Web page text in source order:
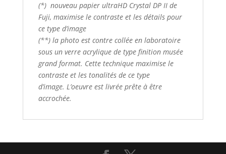
(*) nouveau papier ultraHD Crystal DP II de
Fuji, maximise le contraste et les détails pour
ce type d’image
(**) la photo est contre collée en laboratoire
sous un verre acrylique de type finition musée
grand format. Cette technique maximise le
contraste et les tonalités de ce type
d’image. L’oeuvre est livrée prête à être
accrochée.